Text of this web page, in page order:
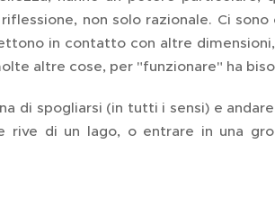
non solo razionale. Ci
in contatto con altre
altre cose, per "funzionare" ha
di spogliarsi (in tutti i sensi) e
rive di un lago, o entrare in una